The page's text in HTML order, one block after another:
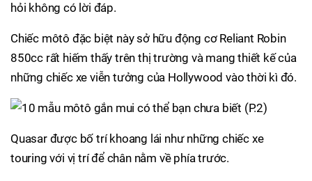
hỏi không có lời đáp.
Chiếc môtô đặc biệt này sở hữu động cơ Reliant Robin
850cc rất hiếm thấy trên thị trường và mang thiết kế của
những chiếc xe viễn tưởng của Hollywood vào thời kì đó.
Quasar được bố trí khoang lái như những chiếc xe
touring với vị trí để chân nằm về phía trước.